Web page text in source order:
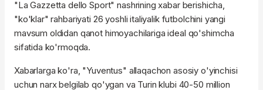
"La Gazzetta dello Sport" nashrining xabar berishicha,
"ko'klar" rahbariyati 26 yoshli italiyalik futbolchini yangi
mavsum oldidan qanot himoyachilariga ideal qo'shimcha
sifatida ko'rmoqda.
Xabarlarga ko'ra, "Yuventus" allaqachon asosiy o'yinchisi
uchun narx belgilab qo'ygan va Turin klubi 40-50 million